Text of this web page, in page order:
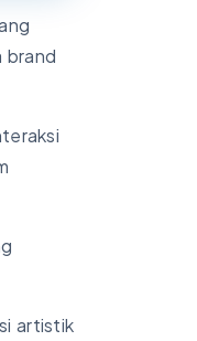
brand
artistik